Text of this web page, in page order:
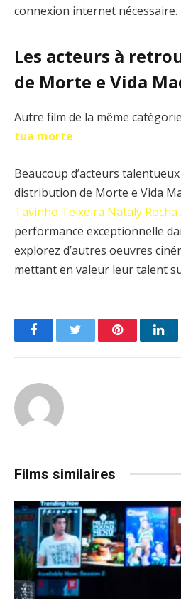
connexion internet nécessaire.
Les acteurs à
de Morte e Vida
Autre film de la même
tua morte
Beaucoup d’acteurs
distribution de Morte e Vida
Tavinho Teixeira Nataly Rocha
performance exceptionnelle
explorez d’autres oeuvres
mettant en valeur leur talent
FacebookTwitter Pinterest
Films similaires